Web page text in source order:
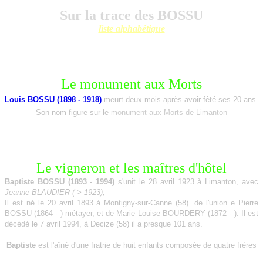
Sur la trace des BOSSU
liste alphabétique
Le monument aux Morts
Louis BOSSU (1898 - 1918) meurt deux mois après avoir fêté ses 20 ans.
Son nom figure sur le monument aux Morts de Limanton
Le vigneron et les maîtres d'hôtel
Baptiste BOSSU (1893 - 1994) s'unit le 28 avril 1923 à Limanton, avec
Jeanne BLAUDIER (-> 1923),
Il est né le 20 avril 1893 à Montigny-sur-Canne (58). de l'unione Pierre
BOSSU (1864 - ) métayer, et de Marie Louise BOURDERY (1872 - ). Il est
décédé le 7 avril 1994, à Decize (58) il a presque 101 ans.
Baptiste est l'aîné d'une fratrie de huit enfants composée de quatre frères